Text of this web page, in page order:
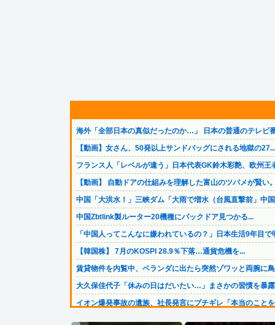
海外「全部日本の真似だったのか…」 日本の普通のテレビ
【動画】女さん、50発以上サンドバッグにされる地獄の27...
フランス人「レベルが違う」日本代表GK鈴木彩艶、欧州王
【動画】 自動ドアの仕組みを理解した富山のツバメが賢い。
中国「大洪水！」三峡ダム「大雨で増水（台風直撃前」中
中国Zbtlink製ルーター20機種にバックドア見つかる...
「中国人ってこんなに嫌われているの？」日本生活9年目で
【韓国株】 7月のKOSPI 28.9％下落…通貨危機を...
賃貸物件を内覧中、ベランダに出たら突然ゾワッと両腕に
大久保佳代子「休みの日はだいたい…」まさかの習慣を暴
イオン爆発事故の遺族、社長発言にブチギレ「本当のこと
高配当をうたった「みんなで大家さん」→実態は2881億円...